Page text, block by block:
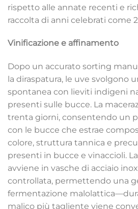
rispetto alle annate recenti e
raccolta di anni celebrati come
Vinificazione e affinamento
Dopo un accurato sorting
la diraspatura, le uve svolgono
spontanea con lieviti indigeni
presenti sulle bucce. La
trenta giorni, consentendo un
con le bucce che estrae
colore, struttura tannica e
presenti in bucce e vinaccioli.
avviene in vasche di acciaio
controllata, permettendo una
fermentazione
malico più tagliente viene